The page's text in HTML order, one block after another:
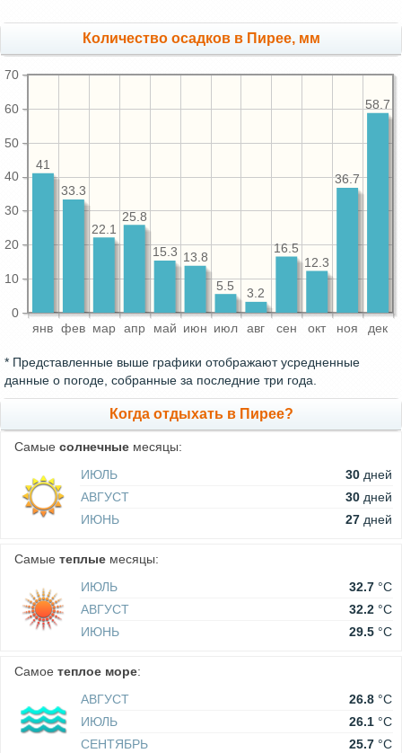
Количество осадков в Пирее, мм
янв фев мар апр май июн июл авг сен окт ноя дек
0
10
20
30
40
50
60
70
58.7
36.7
12.3
16.5
3.2
5.5
13.8
15.3
25.8
22.1
33.3
41
* Представленные выше графики отображают усредненные
данные о погоде, собранные за последние три года.
Когда отдыхать в Пирее?
Самые солнечные месяцы:
ИЮЛЬ
30 дней
АВГУСТ
30 дней
ИЮНЬ
27 дней
Самые теплые месяцы:
ИЮЛЬ
32.7 °C
АВГУСТ
32.2 °C
ИЮНЬ
29.5 °C
Самое теплое море:
АВГУСТ
26.8 °C
ИЮЛЬ
26.1 °C
СЕНТЯБРЬ
25.7 °C